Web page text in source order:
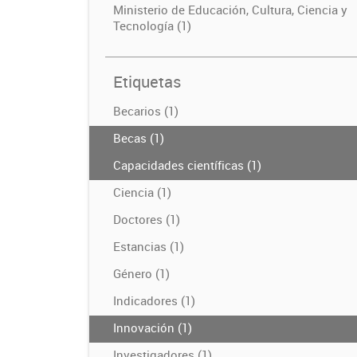
Ministerio de Educación, Cultura, Ciencia y
Tecnología (1)
Etiquetas
Becarios (1)
Becas (1)
Capacidades científicas (1)
Ciencia (1)
Doctores (1)
Estancias (1)
Género (1)
Indicadores (1)
Innovación (1)